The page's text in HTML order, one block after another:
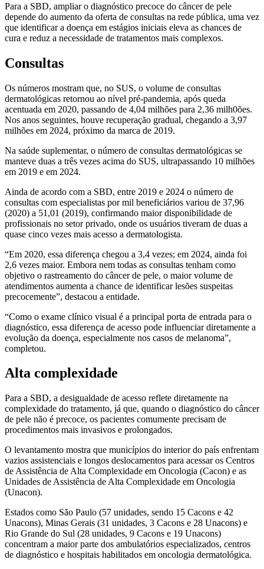
Para a SBD, ampliar o diagnóstico precoce do câncer de pele
depende do aumento da oferta de consultas na rede pública, uma vez
que identificar a doença em estágios iniciais eleva as chances de
cura e reduz a necessidade de tratamentos mais complexos.
Consultas
Os números mostram que, no SUS, o volume de consultas
dermatológicas retornou ao nível pré-pandemia, após queda
acentuada em 2020, passando de 4,04 milhões para 2,36 milh0ões.
Nos anos seguintes, houve recuperação gradual, chegando a 3,97
milhões em 2024, próximo da marca de 2019.
Na saúde suplementar, o número de consultas dermatológicas se
manteve duas a três vezes acima do SUS, ultrapassando 10 milhões
em 2019 e em 2024.
Ainda de acordo com a SBD, entre 2019 e 2024 o número de
consultas com especialistas por mil beneficiários variou de 37,96
(2020) a 51,01 (2019), confirmando maior disponibilidade de
profissionais no setor privado, onde os usuários tiveram de duas a
quase cinco vezes mais acesso a dermatologista.
“Em 2020, essa diferença chegou a 3,4 vezes; em 2024, ainda foi
2,6 vezes maior. Embora nem todas as consultas tenham como
objetivo o rastreamento do câncer de pele, o maior volume de
atendimentos aumenta a chance de identificar lesões suspeitas
precocemente”, destacou a entidade.
“Como o exame clínico visual é a principal porta de entrada para o
diagnóstico, essa diferença de acesso pode influenciar diretamente a
evolução da doença, especialmente nos casos de melanoma”,
completou.
Alta complexidade
Para a SBD, a desigualdade de acesso reflete diretamente na
complexidade do tratamento, já que, quando o diagnóstico do câncer
de pele não é precoce, os pacientes comumente precisam de
procedimentos mais invasivos e prolongados.
O levantamento mostra que municípios do interior do país enfrentam
vazios assistenciais e longos deslocamentos para acessar os Centros
de Assistência de Alta Complexidade em Oncologia (Cacon) e as
Unidades de Assistência de Alta Complexidade em Oncologia
(Unacon).
Estados como São Paulo (57 unidades, sendo 15 Cacons e 42
Unacons), Minas Gerais (31 unidades, 3 Cacons e 28 Unacons) e
Rio Grande do Sul (28 unidades, 9 Cacons e 19 Unacons)
concentram a maior parte dos ambulatórios especializados, centros
de diagnóstico e hospitais habilitados em oncologia dermatológica.